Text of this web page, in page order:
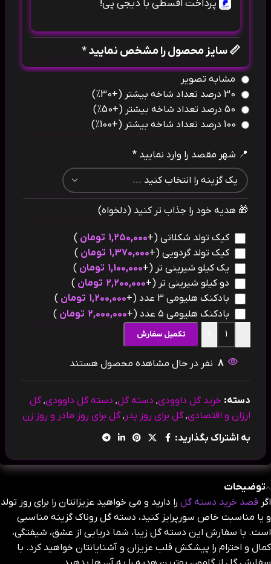
پرداخت اقسطی با دیجی پی!
📏 سایز محصول را مشخص نمایید *
مشابه تصویر
(+30%)
(+50%)
100 درصد تعداد شاخه بیشتر
(+100%)
📍 شهر مقصد را وارد نمایید *
🎁 هدیه خود را جذاب تر کنید (دلخواه)
کیک تولد شکلاتی (+
1,250,000 تومان )
کیک تولد گردویی (+
1,370,000 تومان )
یک کیلو شیرینی تر (+
1,100,000 تومان )
دو کیلو شیرینی تر (+
2,200,000 تومان )
بادکنک هلیومی 3 عدد
(+
1,200,000 تومان )
بادکنک هلیومی ۵ عدد
(+
2,000,000 تومان )
تکمیل سفارش
8 نفر در حال مشاهده محصول هستند
دسته: خرید گل داوودی, دسته گل, دسته گل داوودی, گل
ارزان و اقتصادی, گل برای روز پدر , گل برای روز مادر و روز زن
به اشتراک بگذارید:
توضیحات
اگر قصد خرید دسته گل را دارید و می خواهید عزیزانتان را برای روز تولد
و یا مناسبت خاص سورپرایز کنید، دسته گل روناک گزینه مناسبی
است. با سفارش این دسته گل زیبا، شما دریایی از عشق، شیفتگی،
کمال و احترام را پیشکش قلب عزیزان و آشنایانتان خواهید کرد. با